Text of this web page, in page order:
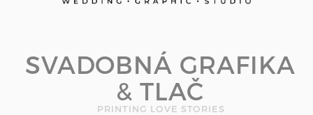
SVADOBNÁ GRAFIKA
& TLAČ
PRINTING LOVE STORIES